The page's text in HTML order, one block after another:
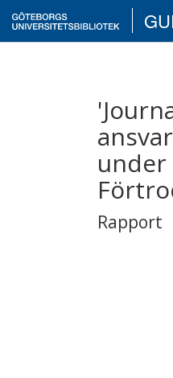
under
Rapport